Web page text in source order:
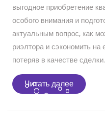
выгодное приобретение
особого внимания и
актуальным вопрос, как
риэлтора и сэкономить на
потеряв в качестве
Читать далееЧитать
далее